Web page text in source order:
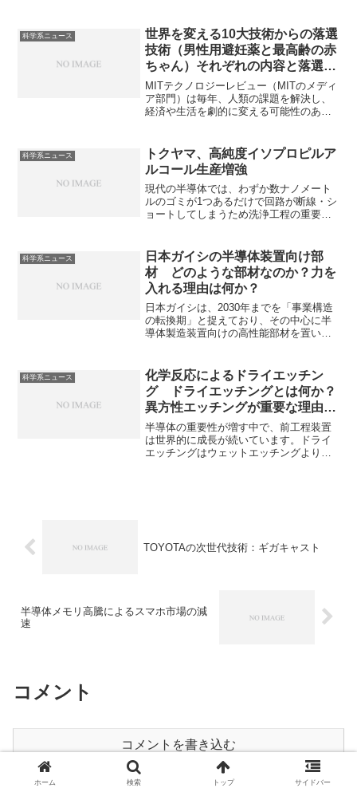
科学系ニュース
世界を変える10大技術からの落選
技術（男性用避妊薬と最高齢の赤
ちゃん）それぞれの内容と落選理
由は何か？
MITテクノロジーレビュー（MITのメディ
ア部門）は毎年、人類の課題を解決し、
経済や生活を劇的に変える可能性のある
漏れた技術を発表しています。男性用避
妊薬と最高齢の赤ちゃんもら君していま
す。それぞれの技術的な特徴や落選した
理由は何か知ることができます。
科学系ニュース
トクヤマ、高純度イソプロピルア
ルコール生産増強
現代の半導体では、わずか数ナノメート
ルのゴミが1つあるだけで回路が断線・シ
ョートしてしまうため洗浄工程の重要度
科学系ニュース
日本ガイシの半導体装置向け部
材 どのような部材なのか？力を
入れる理由は何か？
日本ガイシは、2030年までを「事業構造
の転換期」と捉えており、その中心に半
導体製造装置向けの高性能部材を置いて
るハイセラムキャリアについて知ること
ができます。
科学系ニュース
化学反応によるドライエッチン
グ ドライエッチングとは何か？
異方性エッチングが重要な理由
は？
半導体の重要性が増す中で、前工程装置
は世界的に成長が続いています。ドライ
エッチングはウェットエッチングより微
TOYOTAの次世代技術：ギガキャスト
半導体メモリ高騰によるスマホ市場の減
速
コメント
コメントを書き込む
ホーム 検索 トップ サイドバー